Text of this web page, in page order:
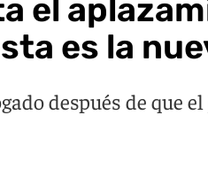
el
es la
después de que